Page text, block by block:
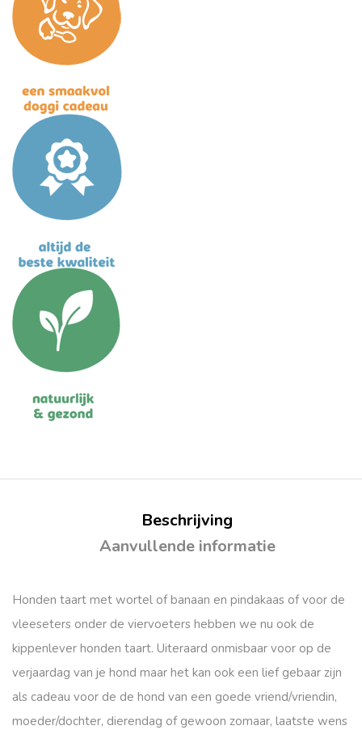
Beschrijving
Aanvullende informatie
Honden taart met wortel of banaan en pindakaas of voor de
vleeseters onder de viervoeters hebben we nu ook de
kippenlever honden taart. Uiteraard onmisbaar voor op de
verjaardag van je hond maar het kan ook een lief gebaar zijn
als cadeau voor de de hond van een goede vriend/vriendin,
moeder/dochter, dierendag of gewoon zomaar, laatste wens